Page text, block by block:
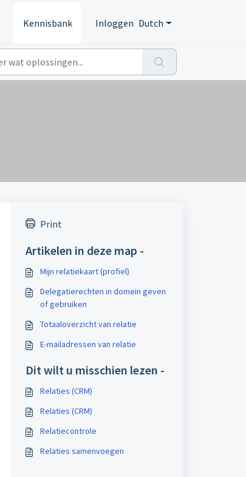
Kennisbank Inloggen Dutch
Print
Artikelen in deze map -
Mijn relatiekaart (profiel)
Delegatierechten in domein geven
of gebruiken
Totaaloverzicht van relatie
E-mailadressen van relatie
Dit wilt u misschien lezen -
Relaties (CRM)
Relaties (CRM)
Relatiecontrole
Relaties samenvoegen